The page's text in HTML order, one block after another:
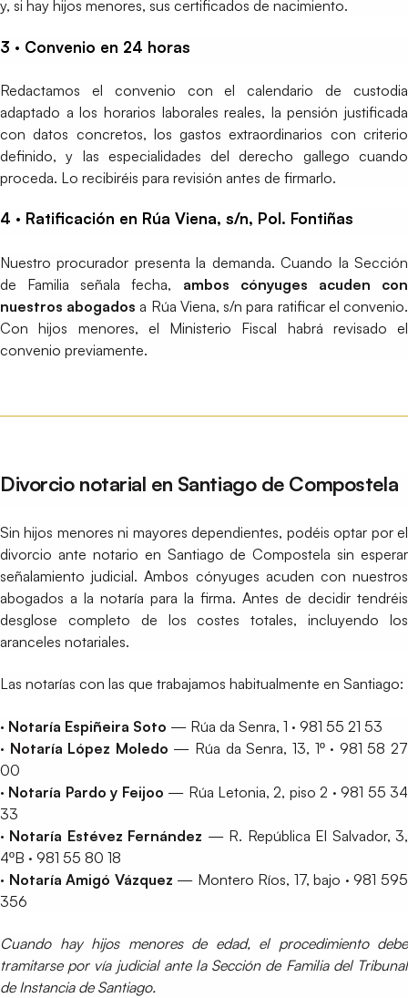
y, si hay hijos menores, sus certificados de nacimiento.
3 · Convenio en 24 horas
Redactamos el convenio con el calendario de custodia
adaptado a los horarios laborales reales, la pensión justificada
con datos concretos, los gastos extraordinarios con criterio
definido, y las especialidades del derecho gallego cuando
proceda. Lo recibiréis para revisión antes de firmarlo.
4 · Ratificación en Rúa Viena, s/n, Pol. Fontiñas
Nuestro procurador presenta la demanda. Cuando la Sección
de Familia señala fecha, ambos cónyuges acuden con
nuestros abogados a Rúa Viena, s/n para ratificar el convenio.
Con hijos menores, el Ministerio Fiscal habrá revisado el
convenio previamente.
Divorcio notarial en Santiago de Compostela
Sin hijos menores ni mayores dependientes, podéis optar por el
divorcio ante notario en Santiago de Compostela sin esperar
señalamiento judicial. Ambos cónyuges acuden con nuestros
abogados a la notaría para la firma. Antes de decidir tendréis
desglose completo de los costes totales, incluyendo los
aranceles notariales.
Las notarías con las que trabajamos habitualmente en Santiago:
· Notaría Espiñeira Soto — Rúa da Senra, 1 · 981 55 21 53
· Notaría López Moledo — Rúa da Senra, 13, 1º · 981 58 27
00
· Notaría Pardo y Feijoo — Rúa Letonia, 2, piso 2 · 981 55 34
33
· Notaría Estévez Fernández — R. República El Salvador, 3,
4ºB · 981 55 80 18
· Notaría Amigó Vázquez — Montero Ríos, 17, bajo · 981 595
356
Cuando hay hijos menores de edad, el procedimiento debe
tramitarse por vía judicial ante la Sección de Familia del Tribunal
de Instancia de Santiago.